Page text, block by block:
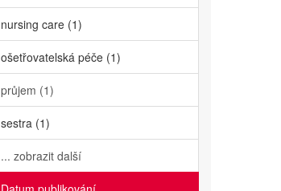
nursing care (1)
ošetřovatelská péče (1)
průjem (1)
sestra (1)
... zobrazit další